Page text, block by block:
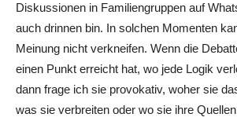
Diskussionen in Familiengruppen auf
auch drinnen bin. In solchen Momenten
Meinung nicht verkneifen. Wenn die
einen Punkt erreicht hat, wo jede Logik
dann frage ich sie provokativ, woher sie
was sie verbreiten oder wo sie ihre